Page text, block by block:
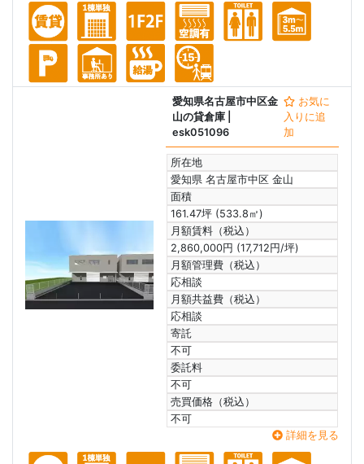
愛知県名古屋市中区金
山の貸倉庫
esk051096
お気に
入りに追
加
所在地
愛知県 名古屋市中区 金山
面積
161.47坪 (533.8㎡)
月額賃料（税込）
2,860,000円 (17,712円/坪)
月額管理費（税込）
応相談
月額共益費（税込）
応相談
寄託
不可
委託料
不可
売買価格（税込）
不可
詳細を見る